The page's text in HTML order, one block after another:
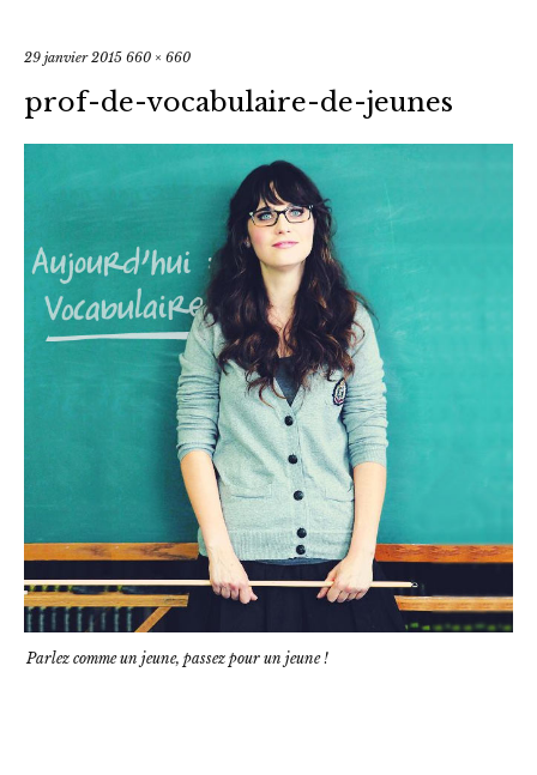
29 janvier 2015 660 × 660
prof-de-vocabulaire-de-jeunes
Parlez comme un jeune, passez pour un jeune !